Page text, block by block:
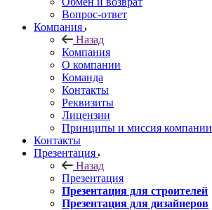
Вопрос-ответ
Компания
Назад
Компания
О компании
Команда
Контакты
Реквизиты
Лицензии
Принципы и миссия компании
Контакты
Презентация
Назад
Презентация
Презентация для строителей
Презентация для дизайнеров